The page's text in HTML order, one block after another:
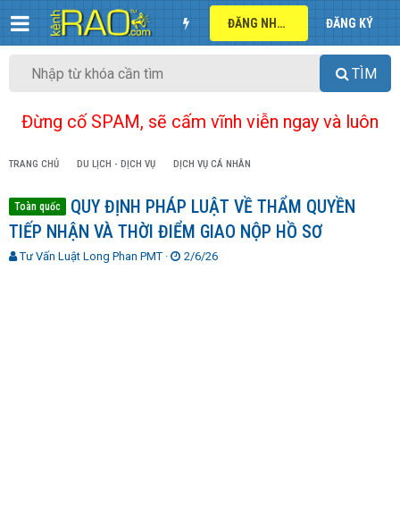
ĐĂNG NHẬP ĐĂNG KÝ
TÌM
Đừng cố SPAM, sẽ cấm vĩnh viễn ngay và luôn
TRANG CHỦ DU LỊCH - DỊCH VỤ DỊCH VỤ CÁ NHÂN
Toàn quốc
QUY ĐỊNH PHÁP LUẬT VỀ THẨM QUYỀN
TIẾP NHẬN VÀ THỜI ĐIỂM GIAO NỘP HỒ SƠ
T
Tư Vấn Luật Long Phan PMT
N
2/6/26